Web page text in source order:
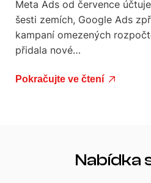
Meta Ads od července
šesti zemích, Google Ads
kampaní omezených
přidala nové…
Pokračujte ve čtení
Nabídka